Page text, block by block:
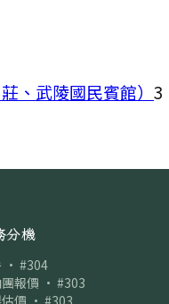
、武陵國民賓館） 3
分機
· #304
報價 · #303
價 · #303